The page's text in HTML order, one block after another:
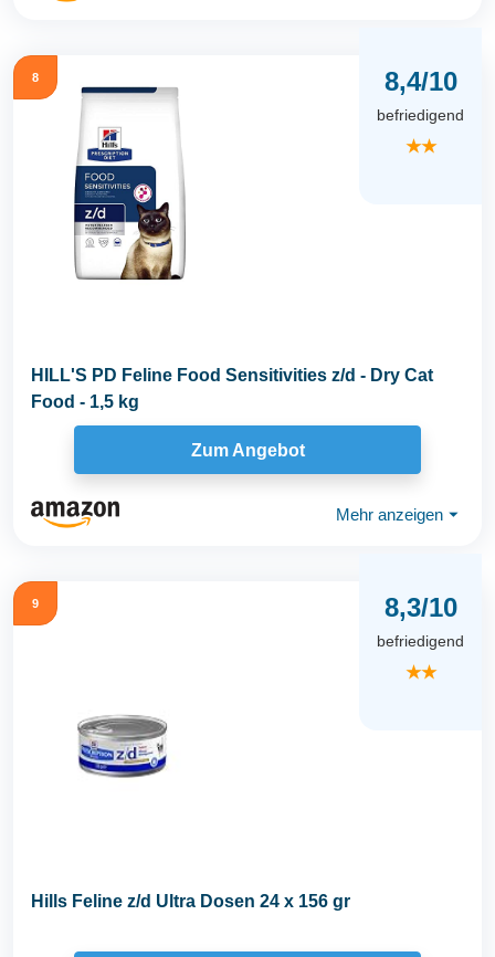
8 8,4/10
befriedigend
★★
HILL'S PD Feline Food Sensitivities z/d - Dry Cat
Food - 1,5 kg
Zum Angebot
Mehr anzeigen ⏷
9 8,3/10
befriedigend
★★
Hills Feline z/d Ultra Dosen 24 x 156 gr